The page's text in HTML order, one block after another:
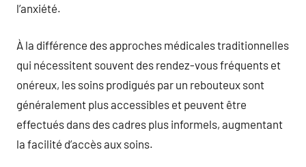
l’anxiété.
À la différence des approches médicales traditionnelles
qui nécessitent souvent des rendez-vous fréquents et
onéreux, les soins prodigués par un rebouteux sont
généralement plus accessibles et peuvent être
effectués dans des cadres plus informels, augmentant
la facilité d’accès aux soins.